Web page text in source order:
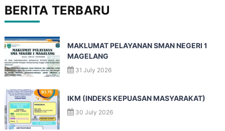
BERITA TERBARU
MAKLUMAT PELAYANAN SMAN NEGERI 1
MAGELANG
31 July 2026
IKM (INDEKS KEPUASAN MASYARAKAT)
30 July 2026